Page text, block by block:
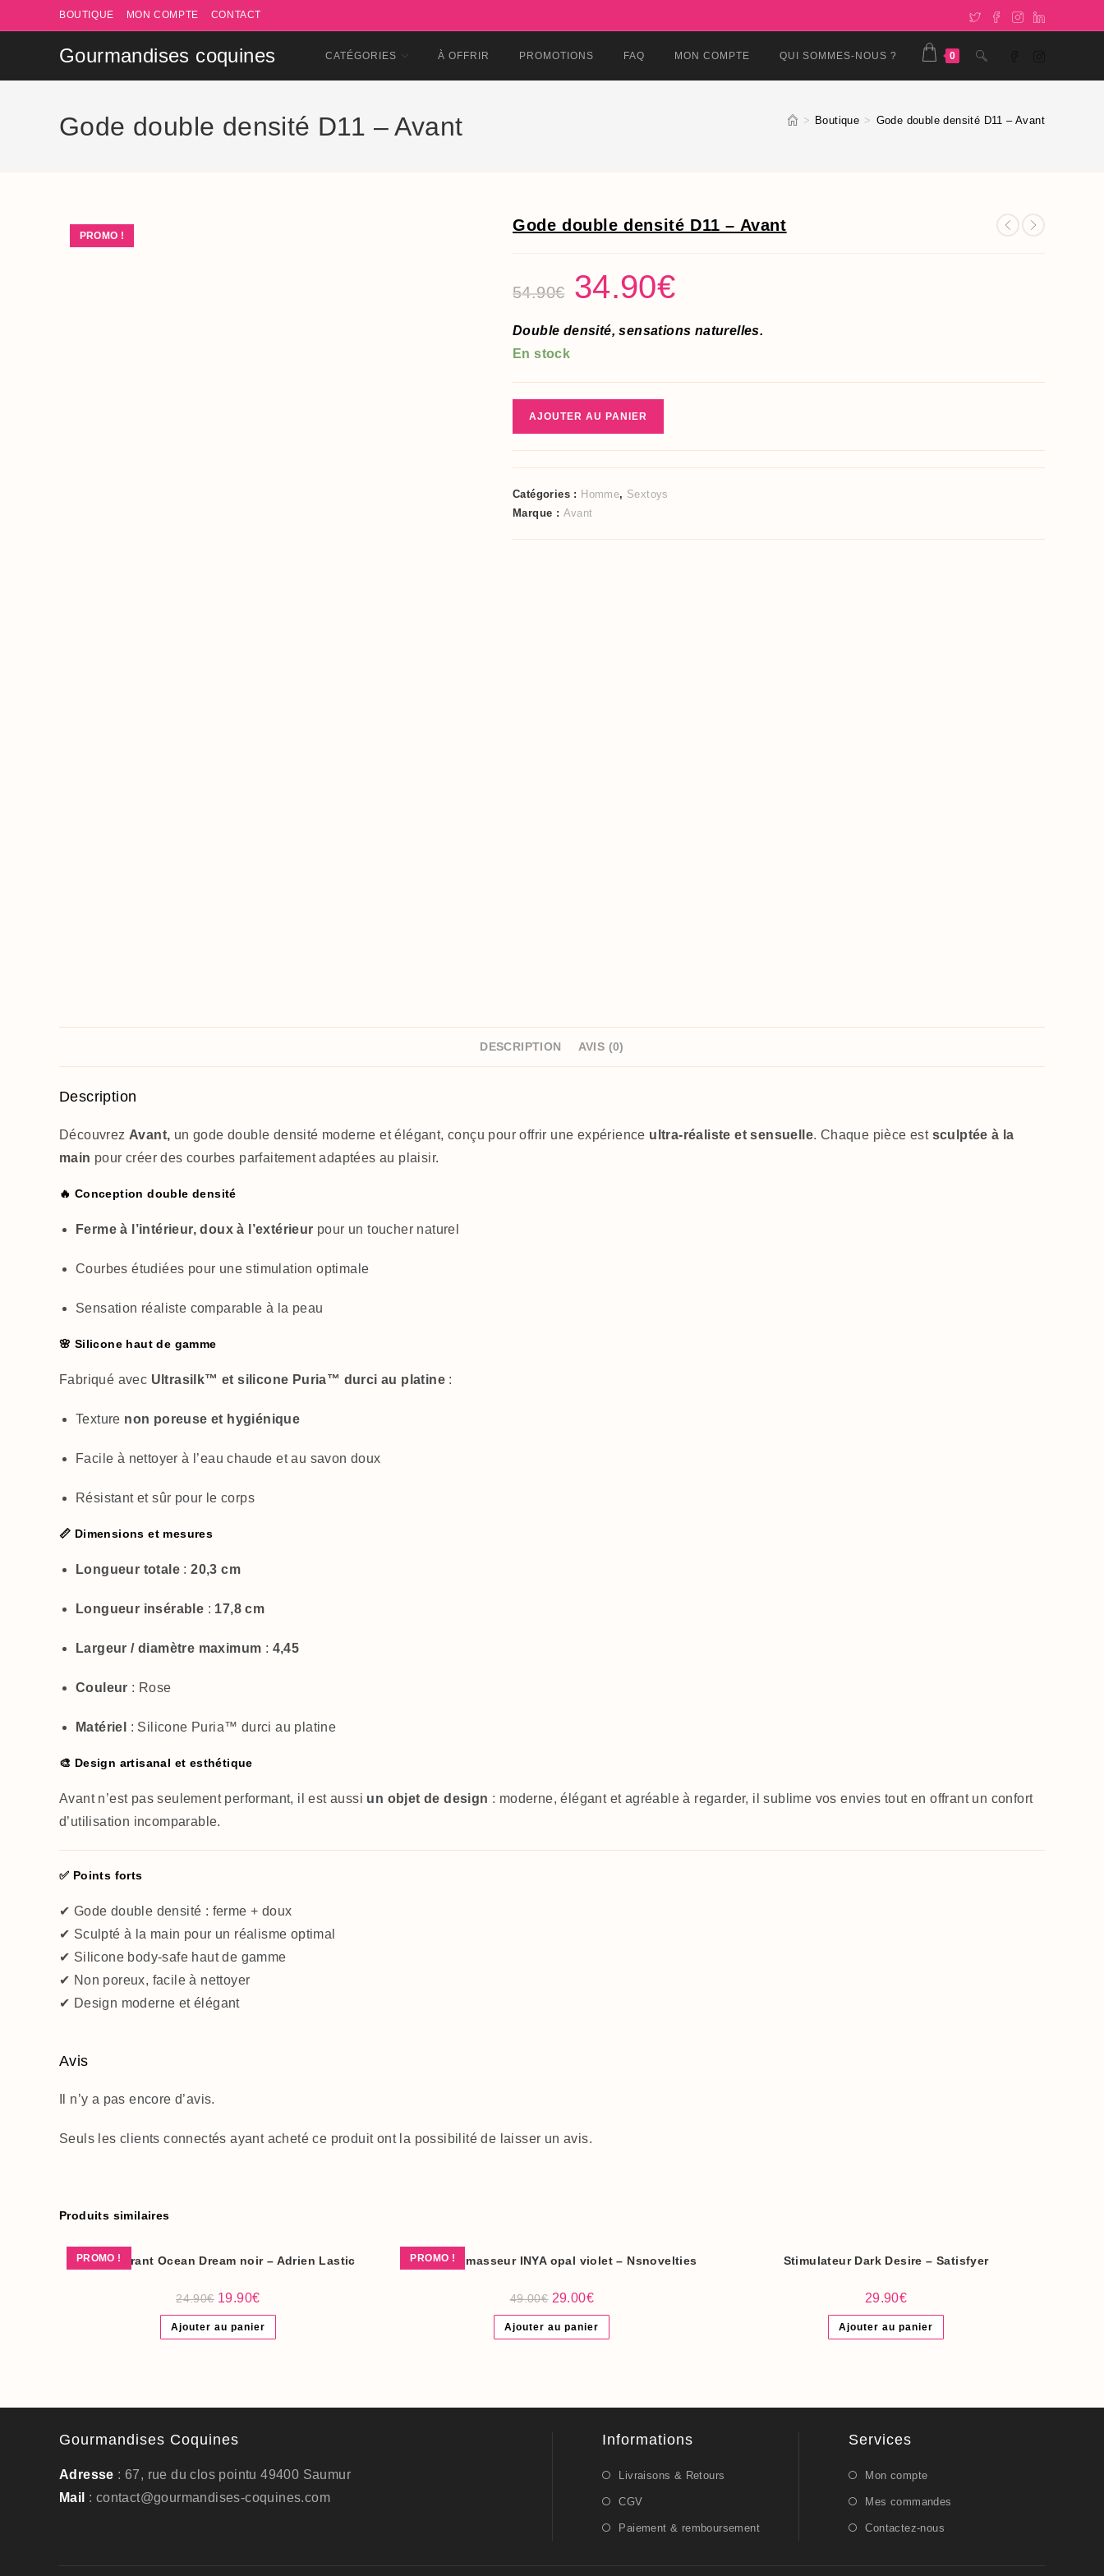
to
BOUTIQUE MON COMPTE CONTACT
Gourmandises coquines CATÉGORIES À OFFRIR PROMOTIONS FAQ MON COMPTE QUI SOMMES-NOUS ? 0 TOGGLE
Gode double densité D11 – Avant > Boutique > Gode double densité D11 – Avant
PROMO !
Gode double densité D11 – Avant
54.90€
Le
prix
initial
34.90€actuel
Double densité, sensations naturelles.
En stock
Gode
double
densité
D11
AJOUTER AU PANIER
Catégories : Homme, Sextoys
Marque : Avant
DESCRIPTION AVIS (0)
Description
Découvrez Avant, un gode double densité moderne et élégant, conçu pour offrir une expérience ultra-réaliste et sensuelle. Chaque pièce est sculptée à la
main pour créer des courbes parfaitement adaptées au plaisir.
🔥 Conception double densité
Ferme à l’intérieur, doux à l’extérieur pour un toucher naturel
Courbes étudiées pour une stimulation optimale
Sensation réaliste comparable à la peau
🌸 Silicone haut de gamme
Fabriqué avec Ultrasilk™ et silicone Puria™ durci au platine :
Texture non poreuse et hygiénique
Facile à nettoyer à l’eau chaude et au savon doux
Résistant et sûr pour le corps
📏 Dimensions et mesures
Longueur totale :20,3 cm
Longueur insérable : 17,8 cm
Largeur / diamètre maximum : 4,45
Couleur : Rose
Matériel : Silicone Puria™ durci au platine
🎨 Design artisanal et esthétique
Avant n’est pas seulement performant, il est aussi un objet de design : moderne, élégant et agréable à regarder, il sublime vos envies tout en offrant un confort
d’utilisation incomparable.
✅ Points forts
✔ Gode double densité : ferme + doux
✔ Sculpté à la main pour un réalisme optimal
✔ Silicone body-safe haut de gamme
✔ Non poreux, facile à nettoyer
✔ Design moderne et élégant
Avis
Il n’y a pas encore d’avis.
Seuls les clients connectés ayant acheté ce produit ont la possibilité de laisser un avis.
Produits similaires
PROMO !
Oeuf vibrant Ocean Dream noir – Adrien Lastic
24.90€ Le
initial
était :
24.90€.
19.90€Le
actuel
est :
19.90€.
Ajouter au panier
PROMO !
Mini vibromasseur INYA opal violet – Nsnovelties
49.00€ Le
initial
était :
49.00€.
29.00€Le
actuel
est :
29.00€.
Ajouter au panier
Stimulateur Dark Desire – Satisfyer
29.90€
Ajouter au panier
Gourmandises Coquines
Adresse : 67, rue du clos pointu 49400 Saumur
Mail : contact@gourmandises-coquines.com
Informations
Livraisons & Retours
CGV
Paiement & remboursement
Services
Mon compte
Mes commandes
Contactez-nous